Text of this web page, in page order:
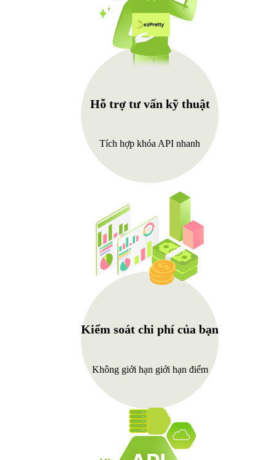
Hỗ trợ tư vấn kỹ thuật
Tích hợp khóa API nhanh
Kiểm soát chi phí của bạn
Không giới hạn giới hạn điểm